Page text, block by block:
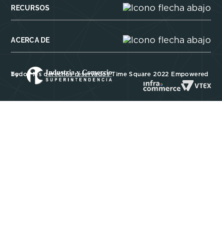
RECURSOS
ACERCA DE
Todos los derechos reservados Time Square 2022 Empowered by